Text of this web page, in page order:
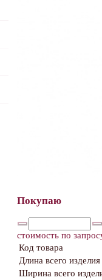
Покупаю
стоимость по
Код товара
Длина всего
Ширина всего